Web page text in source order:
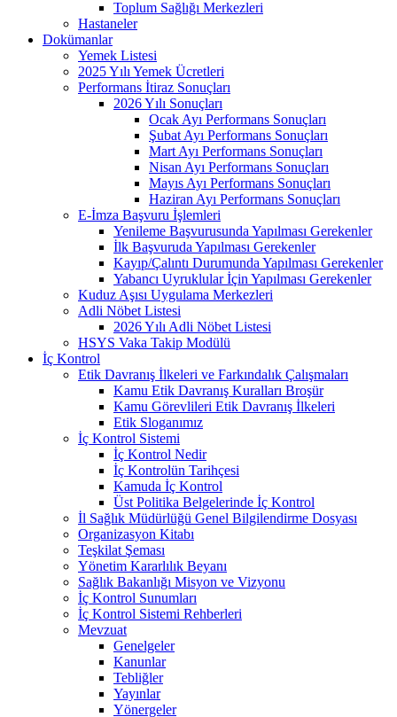
Toplum Sağlığı Merkezleri
Hastaneler
Dokümanlar
Yemek Listesi
2025 Yılı Yemek Ücretleri
Performans İtiraz Sonuçları
2026 Yılı Sonuçları
Ocak Ayı Performans Sonuçları
Şubat Ayı Performans Sonuçları
Mart Ayı Performans Sonuçları
Nisan Ayı Performans Sonuçları
Mayıs Ayı Performans Sonuçları
Haziran Ayı Performans Sonuçları
E-İmza Başvuru İşlemleri
Yenileme Başvurusunda Yapılması Gerekenler
İlk Başvuruda Yapılması Gerekenler
Kayıp/Çalıntı Durumunda Yapılması Gerekenler
Yabancı Uyruklular İçin Yapılması Gerekenler
Kuduz Aşısı Uygulama Merkezleri
Adli Nöbet Listesi
2026 Yılı Adli Nöbet Listesi
HSYS Vaka Takip Modülü
İç Kontrol
Etik Davranış İlkeleri ve Farkındalık Çalışmaları
Kamu Etik Davranış Kuralları Broşür
Kamu Görevlileri Etik Davranış İlkeleri
Etik Sloganımız
İç Kontrol Sistemi
İç Kontrol Nedir
İç Kontrolün Tarihçesi
Kamuda İç Kontrol
Üst Politika Belgelerinde İç Kontrol
İl Sağlık Müdürlüğü Genel Bilgilendirme Dosyası
Organizasyon Kitabı
Teşkilat Şeması
Yönetim Kararlılık Beyanı
Sağlık Bakanlığı Misyon ve Vizyonu
İç Kontrol Sunumları
İç Kontrol Sistemi Rehberleri
Mevzuat
Genelgeler
Kanunlar
Tebliğler
Yayınlar
Yönergeler